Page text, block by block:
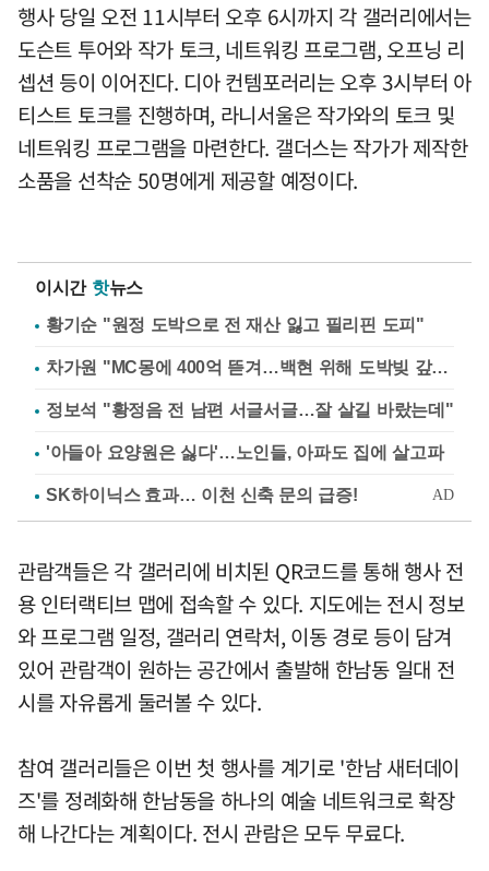
행사 당일 오전 11시부터 오후 6시까지 각 갤러리에서는
도슨트 투어와 작가 토크, 네트워킹 프로그램, 오프닝 리
셉션 등이 이어진다. 디아 컨템포러리는 오후 3시부터 아
티스트 토크를 진행하며, 라니서울은 작가와의 토크 및
네트워킹 프로그램을 마련한다. 갤더스는 작가가 제작한
소품을 선착순 50명에게 제공할 예정이다.
이시간 핫뉴스
황기순 "원정 도박으로 전 재산 잃고 필리핀 도피"
차가원 "MC몽에 400억 뜯겨…백현 위해 도박빚 갚아줘"
정보석 "황정음 전 남편 서글서글…잘 살길 바랐는데"
'아들아 요양원은 싫다'…노인들, 아파도 집에 살고파
관람객들은 각 갤러리에 비치된 QR코드를 통해 행사 전
용 인터랙티브 맵에 접속할 수 있다. 지도에는 전시 정보
와 프로그램 일정, 갤러리 연락처, 이동 경로 등이 담겨
있어 관람객이 원하는 공간에서 출발해 한남동 일대 전
시를 자유롭게 둘러볼 수 있다.
참여 갤러리들은 이번 첫 행사를 계기로 '한남 새터데이
즈'를 정례화해 한남동을 하나의 예술 네트워크로 확장
해 나간다는 계획이다. 전시 관람은 모두 무료다.